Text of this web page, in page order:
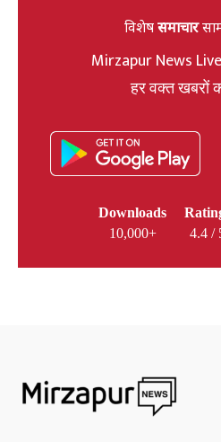
विशेषसमाचार
Mirzapur News
हर वक्त खबरों
Downloads
10,000+
4.4 /